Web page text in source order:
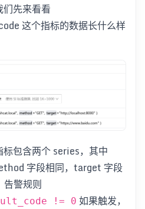
先来看看
这个指标的数据长什么样
包含两个 series，其中
字段相同，target 字段
告警规则
!= 0 如果触发，